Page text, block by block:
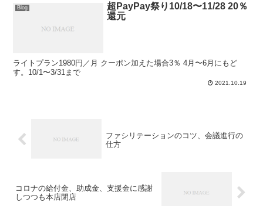
Blog
超PayPay祭り10/18〜11/28 20％
還元
ライトプラン1980円／月 クーポン加えた場合3％ 4月〜6月にもど
す。10/1〜3/31まで
2021.10.19
ファシリテーションのコツ、会議進行の
仕方
コロナの給付金、助成金、支援金に感謝
しつつも本店閉店